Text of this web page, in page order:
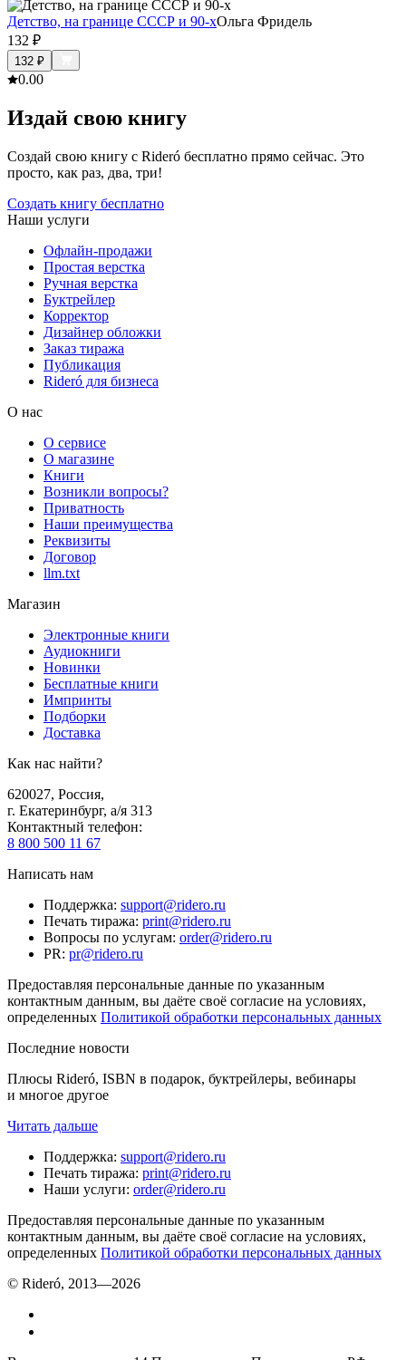
Детство, на границе СССР и 90-хОльга Фридель
132 ₽
132 ₽
0.00
Издай свою книгу
Создай свою книгу с Rideró бесплатно прямо сейчас. Это
просто, как раз, два, три!
Создать книгу бесплатно
Наши услуги
Офлайн-продажи
Простая верстка
Ручная верстка
Буктрейлер
Корректор
Дизайнер обложки
Заказ тиража
Публикация
Rideró для бизнеса
О нас
О сервисе
О магазине
Книги
Возникли вопросы?
Приватность
Наши преимущества
Реквизиты
Договор
llm.txt
Магазин
Электронные книги
Аудиокниги
Новинки
Бесплатные книги
Импринты
Подборки
Доставка
Как нас найти?
620027, Россия,
г. Екатеринбург, а/я 313
Контактный телефон:
8 800 500 11 67
Написать нам
Поддержка: support@ridero.ru
Печать тиража: print@ridero.ru
Вопросы по услугам: order@ridero.ru
PR: pr@ridero.ru
Предоставляя персональные данные по указанным
контактным данным, вы даёте своё согласие на условиях,
определенных Политикой обработки персональных данных
Последние новости
Плюсы Rideró, ISBN в подарок, буктрейлеры, вебинары
и многое другое
Читать дальше
Поддержка: support@ridero.ru
Печать тиража: print@ridero.ru
Наши услуги: order@ridero.ru
Предоставляя персональные данные по указанным
контактным данным, вы даёте своё согласие на условиях,
определенных Политикой обработки персональных данных
© Rideró, 2013—2026